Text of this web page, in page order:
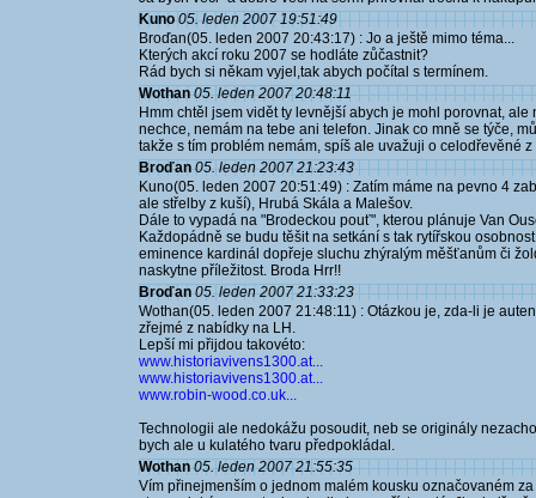
Kuno 05. leden 2007 19:51:49
Broďan(05. leden 2007 20:43:17) : Jo a ještě mimo téma...
Kterých akcí roku 2007 se hodláte zůčastnit?
Rád bych si někam vyjel,tak abych počítal s termínem.
Wothan 05. leden 2007 20:48:11
Hmm chtěl jsem vidět ty levnější abych je mohl porovnat,
nechce, nemám na tebe ani telefon. Jinak co mně se týče,
takže s tím problém nemám, spíš ale uvažuji o celodřevěné
Broďan 05. leden 2007 21:23:43
Kuno(05. leden 2007 20:51:49) : Zatím máme na pevno 4
ale střelby z kuší), Hrubá Skála a Malešov.
Dále to vypadá na "Brodeckou pouť", kterou plánuje Van
Každopádně se budu těšit na setkání s tak rytířskou
eminence kardinál dopřeje sluchu zhýralým měšťanům či
naskytne příležitost. Broda Hrr!!
Broďan 05. leden 2007 21:33:23
Wothan(05. leden 2007 21:48:11) : Otázkou je, zda-li je
zřejmé z nabídky na LH.
Lepší mi přijdou takovéto:
www.historiavivens1300.at...
www.historiavivens1300.at...
www.robin-wood.co.uk...
Technologii ale nedokážu posoudit, neb se originály
bych ale u kulatého tvaru předpokládal.
Wothan 05. leden 2007 21:55:35
Vím přinejmenším o jednom malém kousku označovaném